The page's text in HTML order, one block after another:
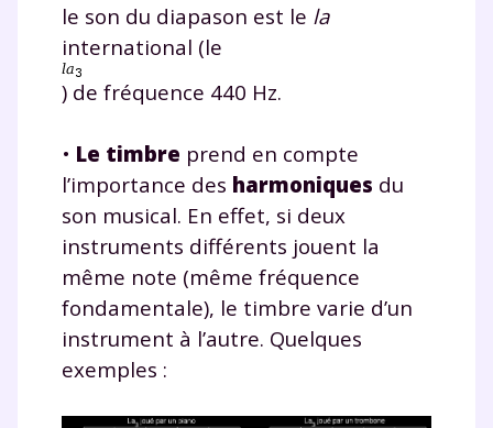
le son du diapason est le la
international (le
) de fréquence 440 Hz.
• Le timbre prend en compte
l’importance des harmoniques du
son musical. En effet, si deux
instruments différents jouent la
même note (même fréquence
fondamentale), le timbre varie d’un
instrument à l’autre. Quelques
exemples :